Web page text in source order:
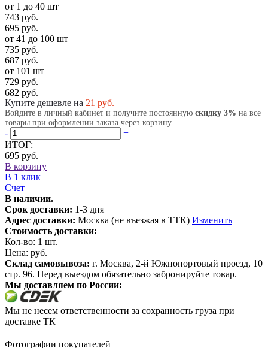
от 1 до 40 шт
743 руб.
695 руб.
от 41 до 100 шт
735 руб.
687 руб.
от 101 шт
729 руб.
682 руб.
Купите дешевле на 21 руб.
Войдите в личный кабинет и получите постоянную скидку 3% на все
товары при оформлении заказа через корзину.
-
+
ИТОГ:
695 руб.
В корзину
В 1 клик
Счет
В наличии.
Срок доставки: 1-3 дня
Адрес доставки: Москва (не въезжая в ТТК) Изменить
Стоимость доставки:
Кол-во: 1 шт.
Цена: руб.
Склад самовывоза: г. Москва, 2-й Южнопортовый проезд, 10
стр. 96. Перед выездом обязательно забронируйте товар.
Мы доставляем по России:
Мы не несем ответственности за сохранность груза при
доставке ТК
Фотографии покупателей